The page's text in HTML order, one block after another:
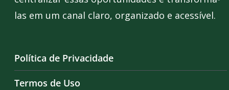
las em um canal claro, organizado e acessível.
Política de Privacidade
Termos de Uso